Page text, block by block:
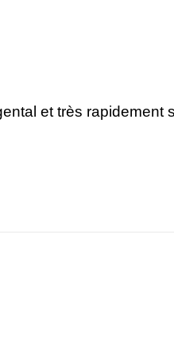
et très rapidement